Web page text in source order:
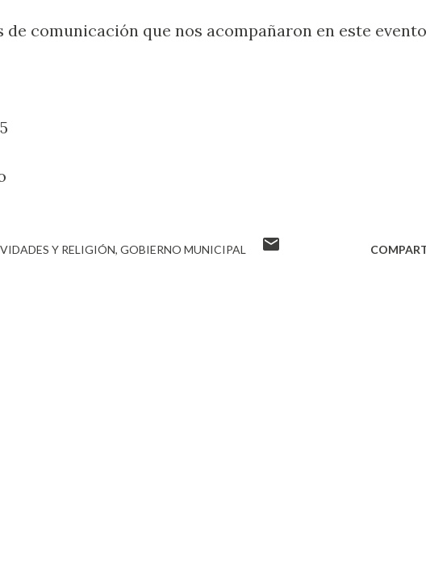
de comunicación que nos acompañaron en este
Y RELIGIÓN GOBIERNO MUNICIPAL